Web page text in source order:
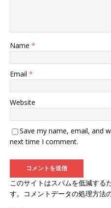
Name *
Email *
Website
Save my name, email, and
next time I comment.
このサイトはスパムを低減する
す。 コメントデータの処理方法